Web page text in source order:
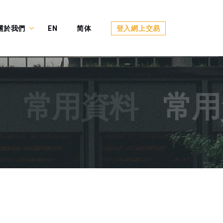
於我們 EN 简体 登入網上交易
常用資料 常